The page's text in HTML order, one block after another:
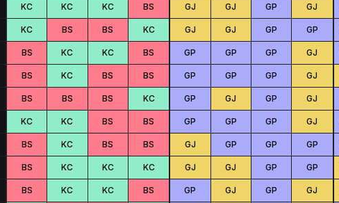
KC KC KC BS
KC BS BS KC
BS KC KC BS
BS KC BS BS
BS BS BS KC
KC KC BS BS
BS KC BS BS
BS KC KC KC
BS KC KC BS
GJ GJ GP GJ
GJ GJ GP GP
GP GP GP GJ
GP GP GP GJ
GP GJ GP GJ
GP GP GP GJ
GJ GP GP GP
GJ GJ GP GP
GP GJ GP GJ